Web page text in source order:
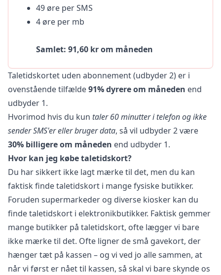
49 øre per SMS
4 øre per mb
Samlet: 91,60 kr om måneden
Taletidskortet uden abonnement (udbyder 2) er i
ovenstående tilfælde91% dyrere om måneden end
udbyder 1.
Hvorimod hvis du kun taler 60 minutter i telefon og ikke
sender SMS'er eller bruger data, så vil udbyder 2 være
30% billigere om måneden end udbyder 1.
Hvor kan jeg købe taletidskort?
Du har sikkert ikke lagt mærke til det, men du kan
faktisk finde taletidskort i mange fysiske butikker.
Foruden supermarkeder og diverse kiosker kan du
finde taletidskort i elektronikbutikker. Faktisk gemmer
mange butikker på taletidskort, ofte lægger vi bare
ikke mærke til det. Ofte ligner de små gavekort, der
hænger tæt på kassen – og vi ved jo alle sammen, at
når vi først er nået til kassen, så skal vi bare skynde os